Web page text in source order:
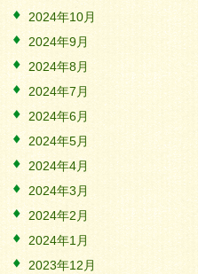
2024年10月
2024年9月
2024年8月
2024年7月
2024年6月
2024年5月
2024年4月
2024年3月
2024年2月
2024年1月
2023年12月